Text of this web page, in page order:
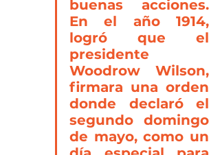
buenas acciones.
En el año 1914,
logró que el
presidente
Woodrow Wilson,
firmara una orden
donde declaró el
segundo domingo
de mayo, como un